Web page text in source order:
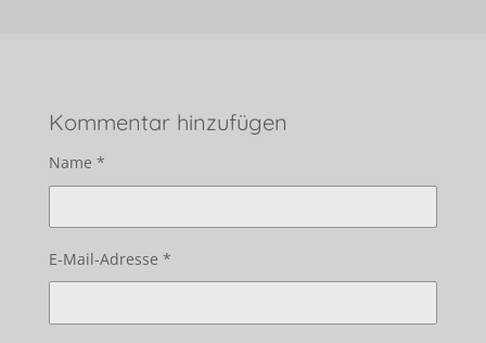
Kommentar hinzufügen
Name *
E-Mail-Adresse *